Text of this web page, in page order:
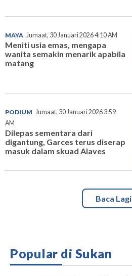
MAYA Jumaat, 30 Januari 2026 4:10 AM
Meniti usia emas, mengapa
wanita semakin menarik apabila
matang
PODIUM Jumaat, 30 Januari 2026 3:59
AM
Dilepas sementara dari
digantung, Garces terus diserap
masuk dalam skuad Alaves
Baca Lagi
Popular di Sukan